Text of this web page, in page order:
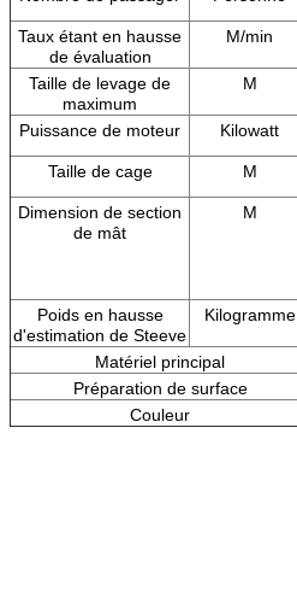
Taux étant en hausse
de évaluation
M/min
Taille de levage de
maximum
M
Puissance de moteur Kilowatt
Taille de cage M
Dimension de section
de mât
M
Poids en hausse
d'estimation de Steeve
Kilogramme
Matériel principal
Préparation de surface
Couleur